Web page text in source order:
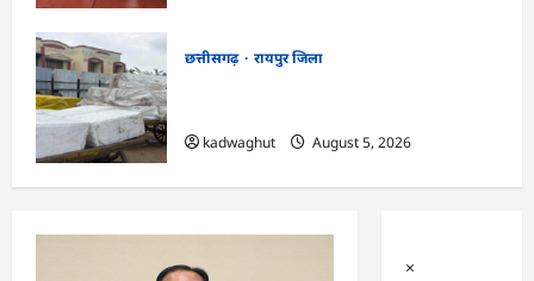
छत्तीसगढ़
रायपुर जिला
kadwaghut
August 5, 2026
×